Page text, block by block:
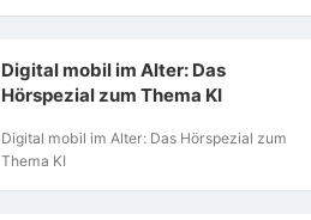
Digital mobil im Alter: Das
Hörspezial zum Thema KI
Digital mobil im Alter: Das Hörspezial zum
Thema KI